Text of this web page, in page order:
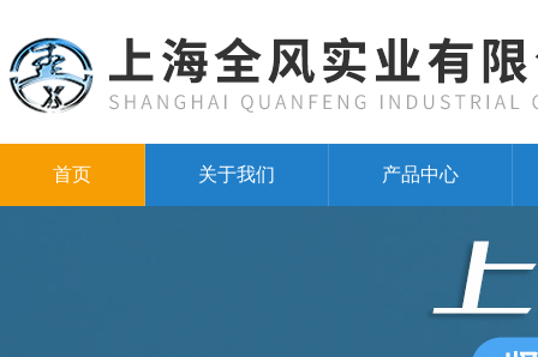
首页 关于我们 产品中心